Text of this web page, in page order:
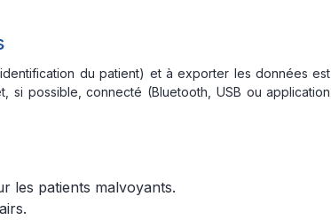
du patient) et à exporter les données est
possible, connecté (Bluetooth, USB ou application
les patients malvoyants.